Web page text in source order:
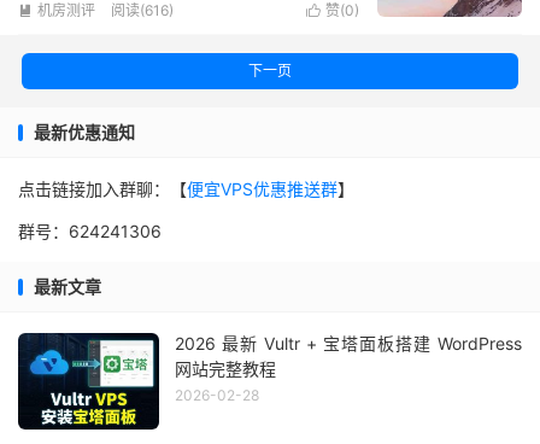
 机房测评 阅读(616)  赞(0)
下一页
最新优惠通知
点击链接加入群聊：【便宜VPS优惠推送群】
群号：624241306
最新文章
2026 最新 Vultr + 宝塔面板搭建 WordPress
网站完整教程
2026-02-28